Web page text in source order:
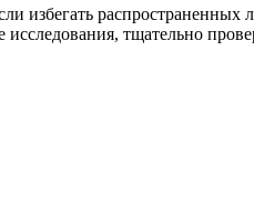
избегать распространенных
тщательно